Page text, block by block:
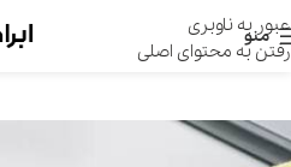
عبور به ناوبری
رفتن به محتوای اصلی
منو